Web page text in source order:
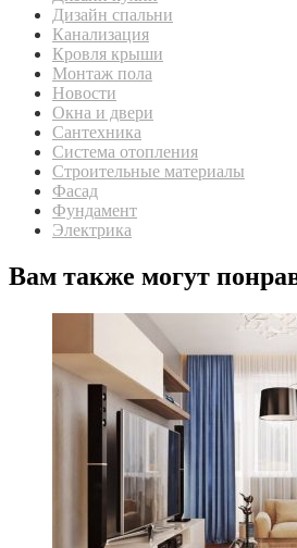
Дизайн спальни
Канализация
Кровля крыши
Монтаж пола
Новости
Окна и двери
Сантехника
Система отопления
Строительные материалы
Фасад
Фундамент
Электрика
Вам также могут